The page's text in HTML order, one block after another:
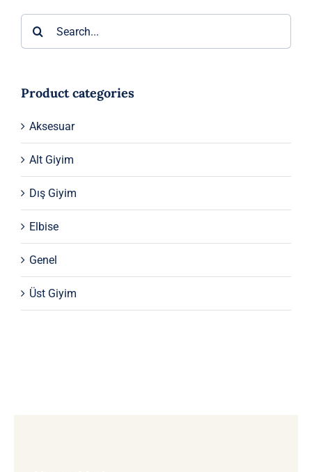
4.680 ₺.
Product categories
Aksesuar
Alt Giyim
Dış Giyim
Elbise
Genel
Üst Giyim